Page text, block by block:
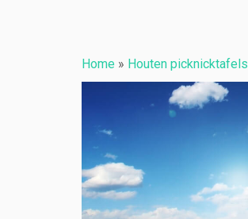
Home » Houten picknicktafels